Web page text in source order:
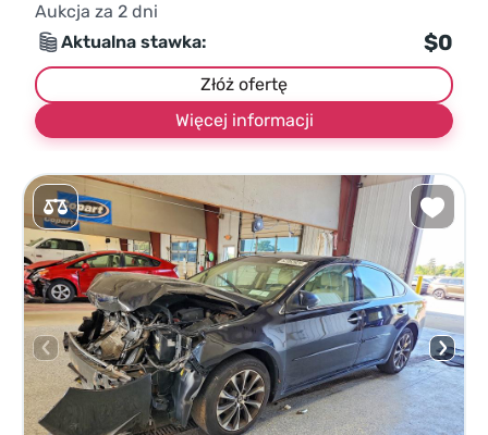
Aukcja za 2 dni
Aktualna stawka:
$0
Złóż ofertę
Więcej informacji